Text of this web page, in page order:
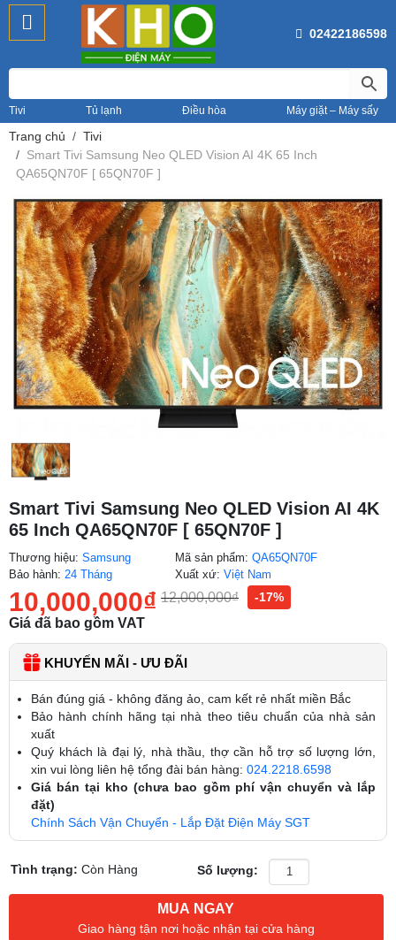
02422186598
Tivi Tủ lạnh Điều hòa Máy giặt – Máy sấy
Trang chủ
Tivi
Smart Tivi Samsung Neo QLED Vision AI 4K 65 Inch
QA65QN70F [ 65QN70F ]
Smart Tivi Samsung Neo QLED Vision AI 4K
65 Inch QA65QN70F [ 65QN70F ]
Thương hiệu: Samsung
Bảo hành: 24 Tháng
Mã sản phẩm:QA65QN70F
Xuất xứ:Việt Nam
10,000,000₫ 12,000,000₫ -17%
Giá đã bao gồm VAT
KHUYẾN MÃI - ƯU ĐÃI
Bán đúng giá - không đăng ảo, cam kết rẻ nhất miền Bắc
Bảo hành chính hãng tại nhà theo tiêu chuẩn của nhà sản
xuất
Quý khách là đại lý, nhà thầu, thợ cần hỗ trợ số lượng lớn,
xin vui lòng liên hệ tổng đài bán hàng: 024.2218.6598
Giá bán tại kho (chưa bao gồm phí vận chuyển và lắp
đặt)
Chính Sách Vận Chuyển - Lắp Đặt Điện Máy SGT
Tình trạng:Còn Hàng Số lượng:
MUA NGAY
Giao hàng tận nơi hoặc nhận tại cửa hàng